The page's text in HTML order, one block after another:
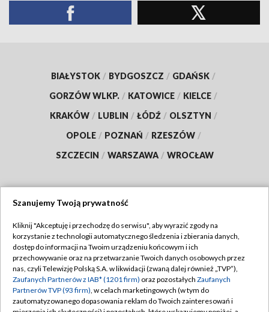
BIAŁYSTOK / BYDGOSZCZ / GDAŃSK /
GORZÓW WLKP. / KATOWICE / KIELCE /
KRAKÓW / LUBLIN / ŁÓDŹ / OLSZTYN /
OPOLE / POZNAŃ / RZESZÓW /
SZCZECIN / WARSZAWA / WROCŁAW
TVP
Abonament TVP
Emisja w TVP
Centrum informacji TVP
Regulamin TVP
Polityka prywatności
Moje zgody
Szanujemy Twoją prywatność
Kliknij "Akceptuję i przechodzę do serwisu", aby wyrazić zgody na
korzystanie z technologii automatycznego śledzenia i zbierania danych,
dostęp do informacji na Twoim urządzeniu końcowym i ich
przechowywanie oraz na przetwarzanie Twoich danych osobowych przez
nas, czyli Telewizję Polską S.A. w likwidacji (zwaną dalej również „TVP”),
Zaufanych Partnerów z IAB* (1201 firm) oraz pozostałych Zaufanych
Partnerów TVP (93 firm), w celach marketingowych (w tym do
zautomatyzowanego dopasowania reklam do Twoich zainteresowań i